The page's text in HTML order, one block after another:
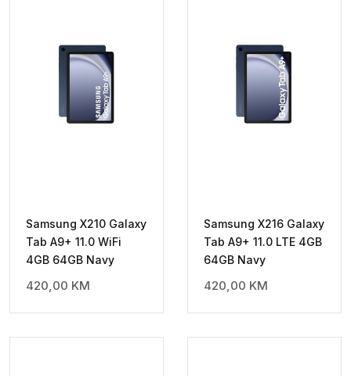
Samsung X210 Galaxy
Tab A9+ 11.0 WiFi
4GB 64GB Navy
420,00 KM
Samsung X216 Galaxy
Tab A9+ 11.0 LTE 4GB
64GB Navy
420,00 KM